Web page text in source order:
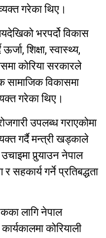
गरेका थिए।
भरपर्दो विकास
शिक्षा, स्वास्थ्य,
कोरिया सरकारले
सामाजिक विकासमा
गरेका थिए।
उपलब्ध गराएकोमा
गर्दै मन्त्री खड्काले
पुर्‍याउन नेपाल
सहकार्य गर्ने प्रतिबद्धता
लागि नेपाल
कोरियाली